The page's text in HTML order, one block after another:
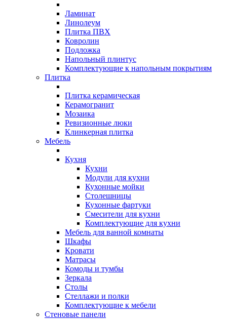
Ламинат
Линолеум
Плитка ПВХ
Ковролин
Подложка
Напольный плинтус
Комплектующие к напольным покрытиям
Плитка
Плитка керамическая
Керамогранит
Мозаика
Ревизионные люки
Клинкерная плитка
Мебель
Кухня
Кухни
Модули для кухни
Кухонные мойки
Столешницы
Кухонные фартуки
Смесители для кухни
Комплектующие для кухни
Мебель для ванной комнаты
Шкафы
Кровати
Матрасы
Комоды и тумбы
Зеркала
Столы
Стеллажи и полки
Комплектующие к мебели
Стеновые панели